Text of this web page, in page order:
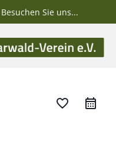
Besuchen Sie uns...
favorite_border